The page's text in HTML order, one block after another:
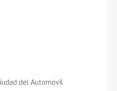
del Automóvil